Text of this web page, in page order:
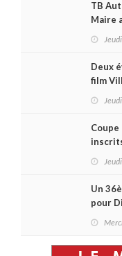
TB
Maire
Deux
film
Coupe
Un
pour